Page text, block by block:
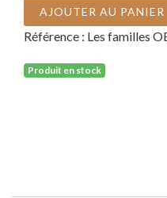
AJOUTER AU PANIER
Référence : Les familles
Produit en stock